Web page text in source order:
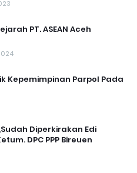
PT. ASEAN Aceh
Kepemimpinan Parpol Pada
Diperkirakan Edi
DPC PPP Bireuen